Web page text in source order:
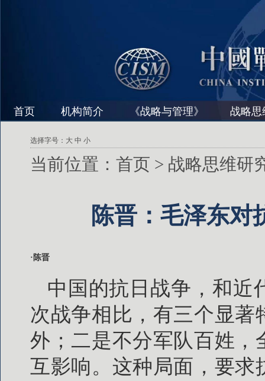
首页 机构简介 《战略与管理》 战略思
选择字号： 大 中 小
当前位置： 首页 > 战略思维研
陈晋：毛泽东对
·陈晋
中国的抗日战争，和近
次战争相比，有三个显
外；二是不分军队百姓，
互影响。这种局面，要求